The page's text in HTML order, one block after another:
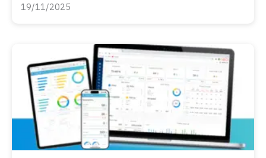
19/11/2025